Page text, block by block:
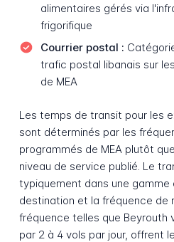
alimentaires gérés via
frigorifique
Courrier postal :
trafic postal libanais sur
de MEA
Les temps de transit pour les
sont déterminés par les
programmés de MEA plutôt
niveau de service publié. Le
typiquement dans une gamme
destination et la fréquence de
fréquence telles que Beyrouth
par 2 à 4 vols par jour, offrent